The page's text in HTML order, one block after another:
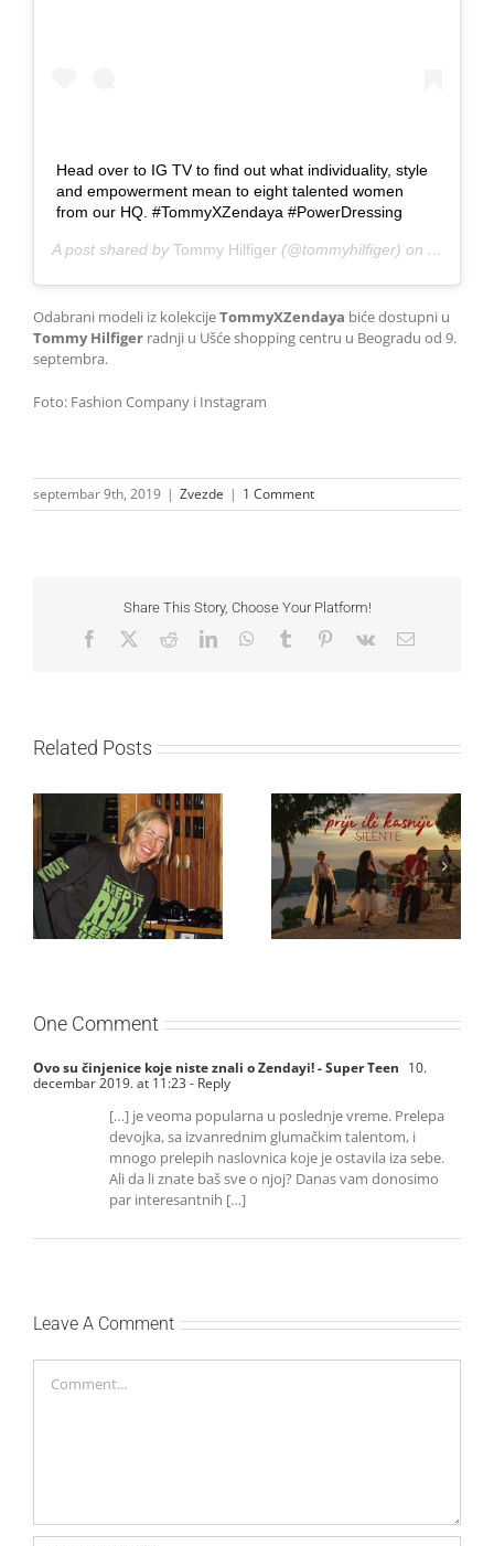
Head over to IG TV to find out what individuality, style
and empowerment mean to eight talented women
from our HQ. #TommyXZendaya #PowerDressing
A post shared by Tommy Hilfiger (@tommyhilfiger) on Aug 30,
Odabrani modeli iz kolekcijeTommyXZendaya biće dostupni u
Tommy Hilfiger radnji u Ušće shopping centru u Beogradu od 9.
septembra.
Foto: Fashion Company i Instagram
septembar 9th, 2019 | Zvezde | 1 Comment
Share This Story, Choose Your Platform!
Facebook RedditLinkedInWhatsApp
Tumblr Pinterest
Vk Email
Related Posts
Ellie Goulding otkriva
nežniju stranu novim
singlom „4 Seasons“
Silente objavio novi
singl “Prije ili kasnije”
One Comment
Ovo su činjenice koje niste znali o Zendayi! - Super Teen 10.
decembar 2019. at 11:23- Reply
[…] je veoma popularna u poslednje vreme. Prelepa
devojka, sa izvanrednim glumačkim talentom, i
mnogo prelepih naslovnica koje je ostavila iza sebe.
Ali da li znate baš sve o njoj? Danas vam donosimo
par interesantnih […]
Leave A Comment